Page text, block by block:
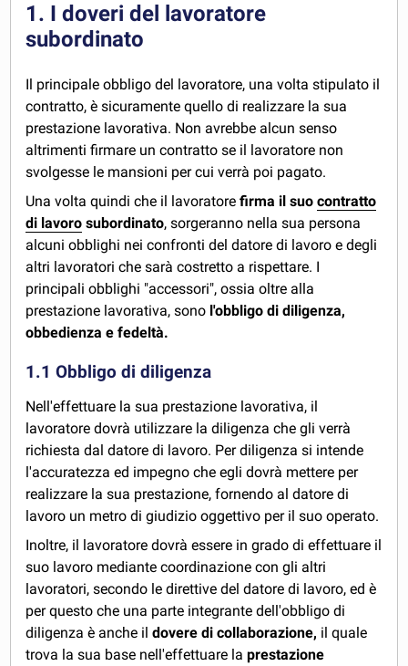
1. I doveri del lavoratore
subordinato
Il principale obbligo del lavoratore, una volta stipulato il
contratto, è sicuramente quello di realizzare la sua
prestazione lavorativa. Non avrebbe alcun senso
altrimenti firmare un contratto se il lavoratore non
svolgesse le mansioni per cui verrà poi pagato.
Una volta quindi che il lavoratorefirma il suocontratto
di lavoro subordinato, sorgeranno nella sua persona
alcuni obblighi nei confronti del datore di lavoro e degli
altri lavoratori che sarà costretto a rispettare. I
principali obblighi "accessori", ossia oltre alla
prestazione lavorativa, sono l'obbligo di diligenza,
obbedienza e fedeltà.
1.1 Obbligo di diligenza
Nell'effettuare la sua prestazione lavorativa, il
lavoratore dovrà utilizzare la diligenza che gli verrà
richiesta dal datore di lavoro. Per diligenza si intende
l'accuratezza ed impegno che egli dovrà mettere per
realizzare la sua prestazione, fornendo al datore di
lavoro un metro di giudizio oggettivo per il suo operato.
Inoltre, il lavoratore dovrà essere in grado di effettuare il
suo lavoro mediante coordinazione con gli altri
lavoratori, secondo le direttive del datore di lavoro, ed è
per questo che una parte integrante dell'obbligo di
diligenza è anche il dovere di collaborazione, il quale
trova la sua base nell'effettuare laprestazione